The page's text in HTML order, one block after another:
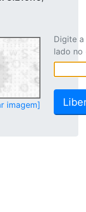
imagem]
Digite
lado no